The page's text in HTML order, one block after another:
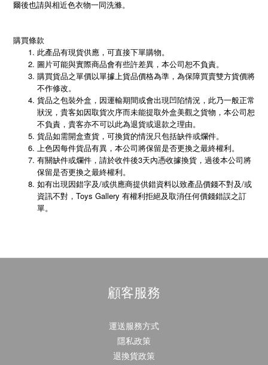
爾後也請與相近色衣物一同洗滌。
購買條款
此產品有現貨供應，可直接下單購物。
圖片可能與實際商品會有些許差異，本公司恕不負責。
購買貨品之單價以單據上貨品價格為準，為保障買賣雙方貨價將
不作修改。
貨品之包裝外盒，因運輸期間或會出現凹陷情況，此乃一般正常
狀況，貴客如因取貨次序而未能提取外盒美觀之貨物，本公司恕
不負責，貴客亦不可以此為退貨或退款之理由。
貨品如需開盒查貨，可換貨的情況只包括缺件或爛件。
上色因每件貨品有異，本公司將保留是否更換之最終權利。
有關缺件或爛件，請於收件後3天內憑收據換貨，過後本公司將
保留是否更換之最終權利。
如有出現因錯字及/或供應商提供錯資料以致產品價錢不對及/或
資訊不對，Toys Gallery 有權利拒絕及取消任何價錢錯誤之訂
單。
顧客服務
運送服務方式
隱私政策
退換貨政策